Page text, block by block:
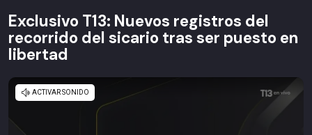
Exclusivo T13: Nuevos registros del
recorrido del sicario tras ser puesto en
libertad